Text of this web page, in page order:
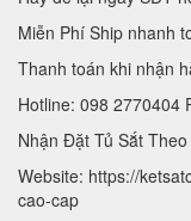
Miễn Phí Ship nhanh
Thanh toán khi nhận
Hotline: 098 2770404
Nhận Đặt Tủ Sắt Theo
Website: https://
cao-cap